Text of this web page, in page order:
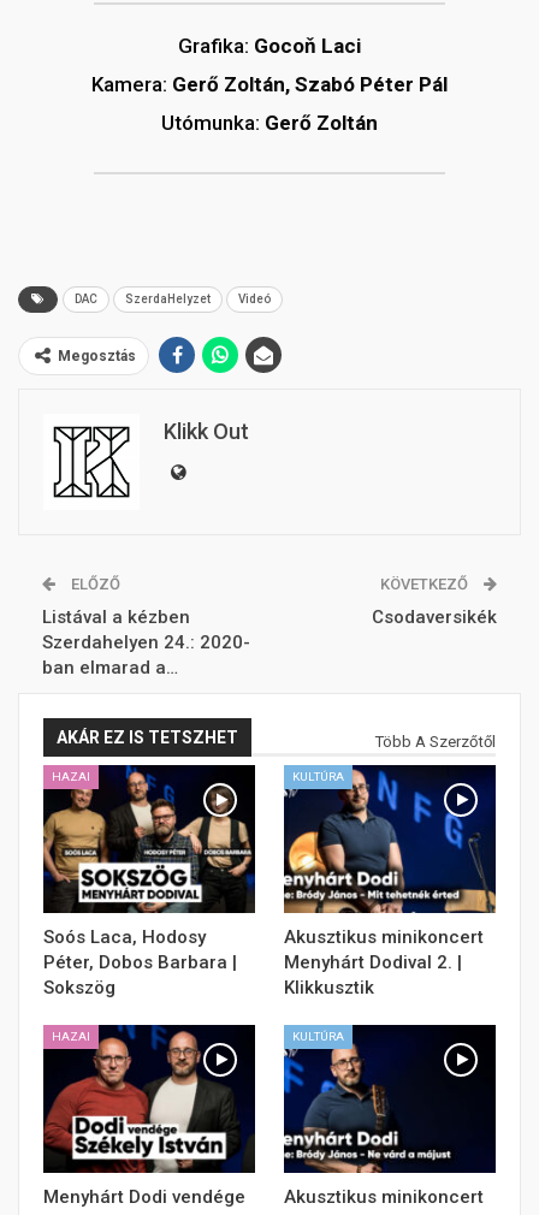
Grafika: Gocoň Laci
Kamera: Gerő Zoltán, Szabó Péter Pál
Utómunka: Gerő Zoltán
DAC SzerdaHelyzet Videó
Megosztás
Klikk Out
ELŐZŐ
Listával a kézben
Szerdahelyen 24.: 2020-
ban elmarad a…
KÖVETKEZŐ
Csodaversikék
AKÁR EZ IS TETSZHET Több A Szerzőtől
HAZAI
Soós Laca, Hodosy
Péter, Dobos Barbara |
Sokszög
KULTÚRA
Akusztikus minikoncert
Menyhárt Dodival 2. |
Klikkusztik
HAZAI
Menyhárt Dodi vendége
KULTÚRA
Akusztikus minikoncert